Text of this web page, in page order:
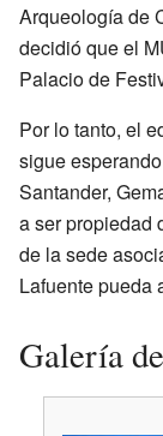
Arqueología de
decidió que el
Palacio de
Por lo tanto, el
sigue
Santander,
a ser propiedad
de la sede
Lafuente pueda
Galería